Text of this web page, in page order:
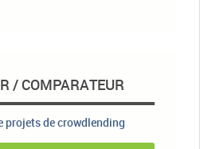
/ COMPARATEUR